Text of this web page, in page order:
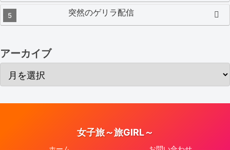
突然のゲリラ配信
アーカイブ
女子旅～旅GIRL～